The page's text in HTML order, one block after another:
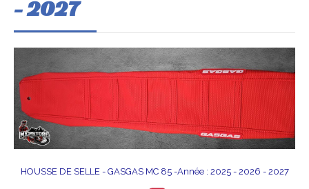
- 2027
HOUSSE DE SELLE - GASGAS MC 85 -Année : 2025 - 2026 - 2027